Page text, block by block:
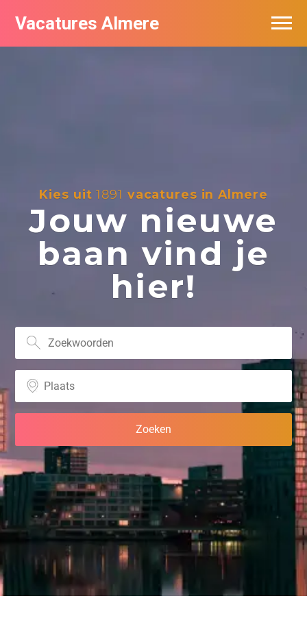
Vacatures Almere
Kies uit1891 vacatures in Almere
Jouw nieuwe
baan vind je
hier!
Vacatures per bedrijf